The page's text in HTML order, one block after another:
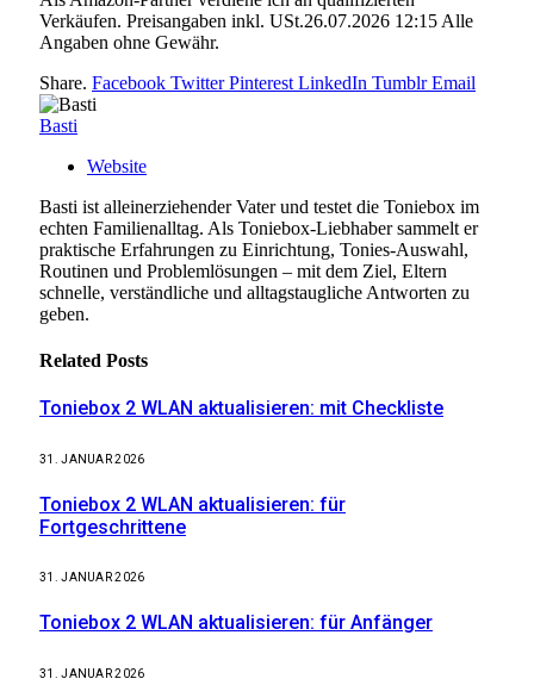
Verkäufen. Preisangaben inkl. USt.26.07.2026 12:15 Alle
Angaben ohne Gewähr.
Share. Facebook Twitter Pinterest LinkedIn Tumblr Email
Basti
Website
Basti ist alleinerziehender Vater und testet die Toniebox im
echten Familienalltag. Als Toniebox-Liebhaber sammelt er
praktische Erfahrungen zu Einrichtung, Tonies-Auswahl,
Routinen und Problemlösungen – mit dem Ziel, Eltern
schnelle, verständliche und alltagstaugliche Antworten zu
geben.
Related Posts
Toniebox 2 WLAN aktualisieren: mit Checkliste
31. JANUAR 2026
Toniebox 2 WLAN aktualisieren: für
Fortgeschrittene
31. JANUAR 2026
Toniebox 2 WLAN aktualisieren: für Anfänger
31. JANUAR 2026